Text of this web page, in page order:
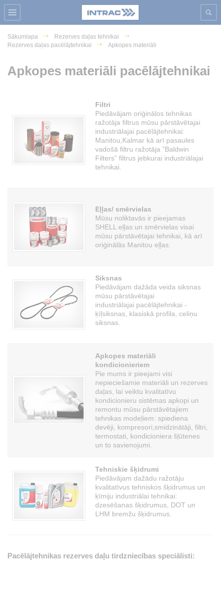
Sākumlapa
Rezerves daļas tehnikai
Rezerves daļas pacēlājtehnikai
Apkopes materiāli
Apkopes materiāli pacēlājtehnikai
Filtri
Piedāvājam oriģinālos tehnikas
ražotāja filtrus mūsu pārstāvētajai
industriālajai pacēlājtehnikai:
Manitou,Kalmar kā arī pasaules
vadošā filtru ražotāja ”Baldwin
Filters” filtrus jebkurai industriālajai
tehnikai.
Eļļas/ smērvielas
Mūsu noliktavās ir pieejamas
SHELL eļļas un smērvielas visai
mūsu pārstāvētajai tehnikai, kā arī
oriģinālās Manitou eļļas.
Siksnas
Piedāvājam dažāda veida siksnas
mūsu pārstāvētajai
industriālajai pacēlājtehnikai -
ķīļsiksnas, klasiskā profila, celiņu
siksnas.
Apkopes materiāli
kondicionieriem
Pie mums ir pieejami visi
nepieciešamie materiāli un rezerves
daļas, lai veiktu kvalitatīvu
kondicionieru sistēmas apkopi un
remontu mūsu pārstāvētajiem
tehnikas modeļiem: spiediena
devēji, kompresori,smidzinātāji, filtri,
termostati, kondicioniera šļūtenes
un to savienojumi.
Tehniskie šķidrumi
Piedāvājam dažādu ražotāju
kvalitatīvus tehniskos šķidrumus un
ķīmiju industriālai tehnikai:
dzesēšanas šķidrumus, DOT un
LHM bremžu šķidrumus.
Pacēlājtehnikas rezerves daļu tirdzniecības speciālisti: